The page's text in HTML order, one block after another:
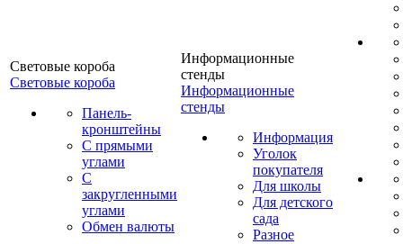
Световые короба
Световые короба
Панель-
кронштейны
С прямыми
углами
С
закругленными
углами
Обмен валюты
Информационные
стенды
Информационные
стенды
Информация
Уголок
покупателя
Для школы
Для детского
сада
Разное